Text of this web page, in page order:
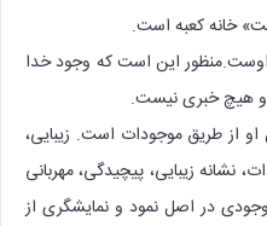
این است که وجود خدا
هیچ خبری نیست.
او از طریق موجودات است. زیبایی،
نشانه زیبایی، پیچیدگی، مهربانی
در اصل نمود و نمایشگری از